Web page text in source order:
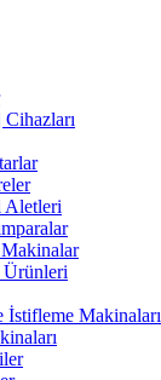
İstifleme Makinaları